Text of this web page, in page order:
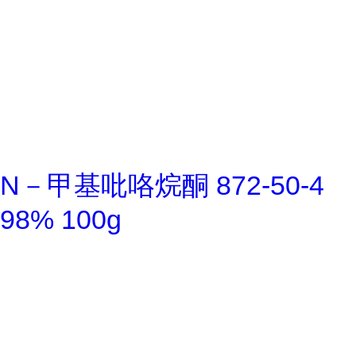
N－甲基吡咯烷酮 872-50-4
98% 100g